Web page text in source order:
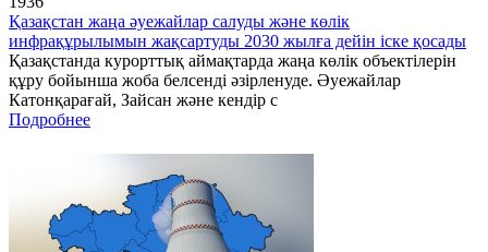
Қазақстан жаңа әуежайлар салуды және көлік
инфрақұрылымын жақсартуды 2030 жылға дейін іске қосады
Қазақстанда курорттық аймақтарда жаңа көлік объектілерін
құру бойынша жоба белсенді әзірленуде. Әуежайлар
Катонқарағай, Зайсан және кендір с
Подробнее